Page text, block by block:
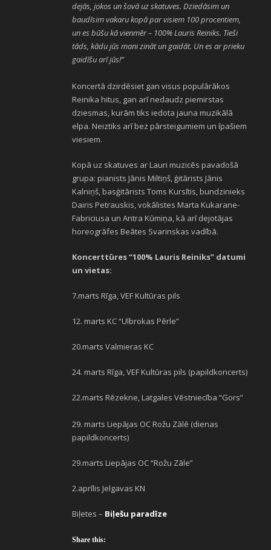
dejās, jokos un šovā uz skatuves. Dziedāsim un
baudīsim vakaru kopā par visiem 100 procentiem,
un es būšu kā vienmēr – 100% Lauris Reiniks. Tieši
tāds, kādu jūs mani zināt un gaidāt. Un es ar prieku
gaidīšu arī jūs!”
Koncertā dzirdēsiet gan visus populārākos
Reinika hitus, gan arī nedaudz piemirstas
dziesmas, kurām tiks iedota jauna muzikālā
elpa. Neiztiks arī bez pārsteigumiem un īpašiem
viesiem.
Kopā uz skatuves ar Lauri muzicēs pavadošā
grupa: pianists Jānis Miltiņš, ģitārists Jānis
Kalniņš, basģitārists Toms Kursītis, bundzinieks
Dairis Petrauskis, vokālistes Marta Kukarane-
Fabriciusa un Antra Kūmiņa, kā arī dejotājas
horeogrāfes Beātes Svarinskas vadībā.
Koncerttūres“100% Lauris Reiniks” datumi
un vietas:
7.marts Rīga, VEF Kultūras pils
12. marts KC “Ulbrokas Pērle”
20.marts Valmieras KC
24. marts Rīga, VEF Kultūras pils (papildkoncerts)
22.marts Rēzekne, Latgales Vēstniecība “Gors”
29. marts Liepājas OC Rožu Zālē (dienas
papildkoncerts)
29.marts Liepājas OC “Rožu Zāle”
2.aprīlis Jelgavas KN
Biļetes – Biļešu paradīze
Share this: